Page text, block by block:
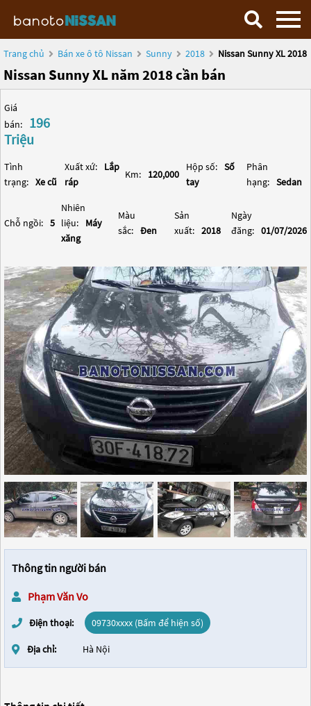
Trang chủ Bán xe ô tô Nissan Sunny 2018 Nissan Sunny XL 2018
Nissan Sunny XL năm 2018 cần bán
Giá
bán:
196
Triệu
Tình
trạng: Xe cũ
Xuất xứ:
Lắp
ráp
Km: 120,000
Hộp số: Số
tay
Phân
hạng: Sedan
Chỗ ngồi: 5
Nhiên
liệu:
Máy
xăng
Màu
sắc: Đen
Sản
xuất: 2018
Ngày
đăng: 01/07/2026
Thông tin người bán
Phạm Văn Vo
Điện thoại: 09730xxxx (Bấm để hiện số)
Địa chỉ: Hà Nội